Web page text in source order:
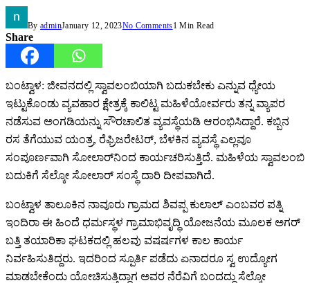
By adminJanuary 12, 2023No Comments1 Min Read
Share
ಬಂಟ್ವಾಳ: ಜೀವನದಲ್ಲಿ ಸ್ವಾವಲಂಬಿಯಾಗಿ ಬದುಕಬೇಕು ಎನ್ನುವ ಧ್ಯೇಯ
ಇಟ್ಟುಕೊಂಡು ವ್ಯವಹಾರ ಕ್ಷೇತ್ರಕ್ಕೆ ಕಾಲಿಟ್ಟ ಮಹಿಳೆಯೋರ್ವರು ತನ್ನ ವ್ಯಾಪರ
ನಡೆಸುವ ಅಂಗಡಿಯನ್ನು ಸೌರಚಾಲಿತ ವ್ಯವಸ್ಥೆಯಡಿ ಆರಂಭಿಸಿದ್ದಾರೆ. ಕಬ್ಬಿನ
ರಸ ತೆಗೆಯುವ ಯಂತ್ರ, ರೆಫ್ರಿಜರೇಟರ್, ಬೆಳಕಿನ ವ್ಯವಸ್ಥೆ ಎಲ್ಲವೂ
ಸಂಪೂರ್ಣವಾಗಿ ಸೋಲಾರ್‌ನಿಂದ ಕಾರ್ಯಚರಿಸುತ್ತಿದೆ. ಮಹಿಳೆಯ ಸ್ವಾವಲಂಬಿ
ಬದುಕಿಗೆ ಸೆಲ್ಕೋ ಸೋಲಾರ್ ಸಂಸ್ಥೆ ದಾರಿ ದೀಪವಾಗಿದೆ.
ಬಂಟ್ವಾಳ ತಾಲೂಕಿನ ನಾವೂರು ಗ್ರಾಮದ ಶಿವಪ್ಪ ಕುಲಾಲ್ ಎಂಬವರ ಪತ್ನಿ
ಇಂದಿರಾ ಈ ಹಿಂದೆ ಧರ್ಮಸ್ಥಳ ಗ್ರಾಮಾಭಿವೃದ್ಧಿ ಯೋಜನೆಯ ಮೂಲಕ ಅಗರ್
ಬತ್ತಿ ತಯಾರಿಕಾ ಘಟಕದಲ್ಲಿ ಹಲವು ವಷರ್ಷಗಳ ಕಾಲ ಕಾರ್ಯ
ನಿರ್ವಹಿಸುತಿದ್ದರು. ಇದರಿಂದ ಸ್ಪೂರ್ತಿ ಪಡೆದು ಏನಾದರೂ ಸ್ವ ಉದ್ಯೋಗ
ಮಾಡಬೇಕೆಂದು ಯೋಚಿಸುತ್ತಿದ್ದಾಗ ಅವರ ನೆರೆವಿಗೆ ಬಂದದ್ದು ಸೆಲ್ಕೋ